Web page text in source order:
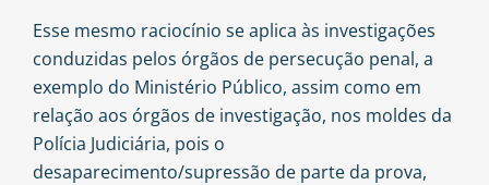
Esse mesmo raciocínio se aplica às investigações
conduzidas pelos órgãos de persecução penal, a
exemplo do Ministério Público, assim como em
relação aos órgãos de investigação, nos moldes da
Polícia Judiciária, pois o
desaparecimento/supressão de parte da prova,